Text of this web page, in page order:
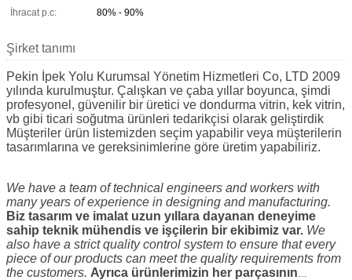
İhracat p.c:
80% - 90%
Şirket tanımı
Pekin İpek Yolu Kurumsal Yönetim Hizmetleri Co, LTD 2009
yılında kurulmuştur. Çalışkan ve çaba yıllar boyunca, şimdi
profesyonel, güvenilir bir üretici ve dondurma vitrin, kek vitrin,
vb gibi ticari soğutma ürünleri tedarikçisi olarak geliştirdik
Müşteriler ürün listemizden seçim yapabilir veya müşterilerin
tasarımlarına ve gereksinimlerine göre üretim yapabiliriz.
We have a team of technical engineers and workers with
many years of experience in designing and manufacturing.
Biz tasarım ve imalat uzun yıllara dayanan deneyime
sahip teknik mühendis ve işçilerin bir ekibimiz var. We
also have a strict quality control system to ensure that every
piece of our products can meet the quality requirements from
the customers. Ayrıca ürünlerimizin her parçasının